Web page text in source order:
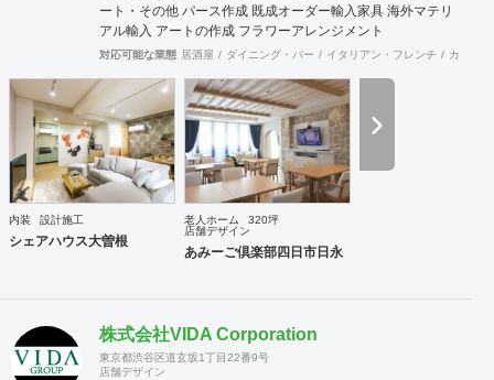
ート・その他 パース作成 既成オーダー輸入家具 海外マテリ
アル輸入 アートの作成 フラワーアレンジメント
対応可能な業態 居酒屋 ダイニング・バー イタリアン・フレンチ カフェ
内装 設計施工
シェアハウス大曽根
老人ホーム
320坪
店舗デザイン
あみーご倶楽部四日市日永
株式会社VIDA Corporation
東京都渋谷区道玄坂1丁目22番9号
店舗デザイン